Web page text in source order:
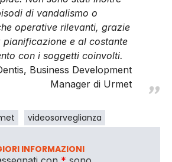
di vandalismo o
operative rilevanti, grazie
pianificazione e al costante
con i soggetti coinvolti.
Business Development
Manager di Urmet
videosorveglianza
INFORMAZIONI